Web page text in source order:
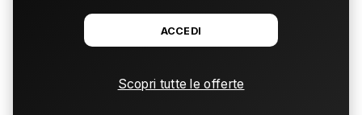
ACCEDI
Scopri tutte le offerte